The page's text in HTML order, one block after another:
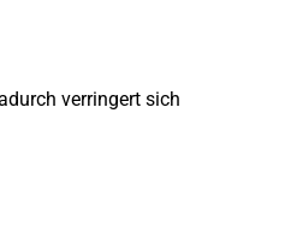
verringert sich